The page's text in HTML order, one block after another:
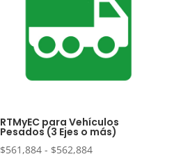
$368,937
RTMyEC para Vehículos
Pesados (3 Ejes o más)
$561,884 - $562,884Rango